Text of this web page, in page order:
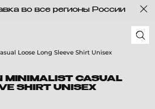
во все регионы России
MINIMALIST CASUAL
SHIRT UNISEX